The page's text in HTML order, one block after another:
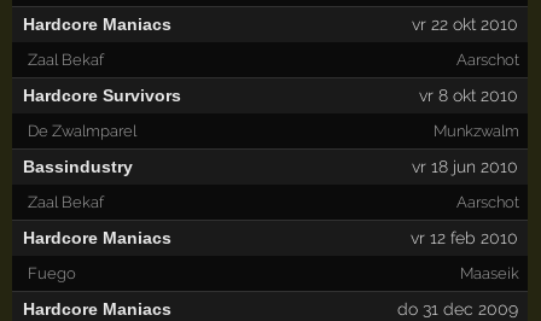
Hardcore Maniacs vr 22 okt 2010
Zaal Bekaf Aarschot
Hardcore Survivors vr 8 okt 2010
De Zwalmparel Munkzwalm
Bassindustry vr 18 jun 2010
Zaal Bekaf Aarschot
Hardcore Maniacs vr 12 feb 2010
Fuego Maaseik
Hardcore Maniacs do 31 dec 2009